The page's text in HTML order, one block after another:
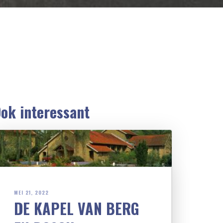
interessant
MEI 21, 2022
DE KAPEL VAN BERG